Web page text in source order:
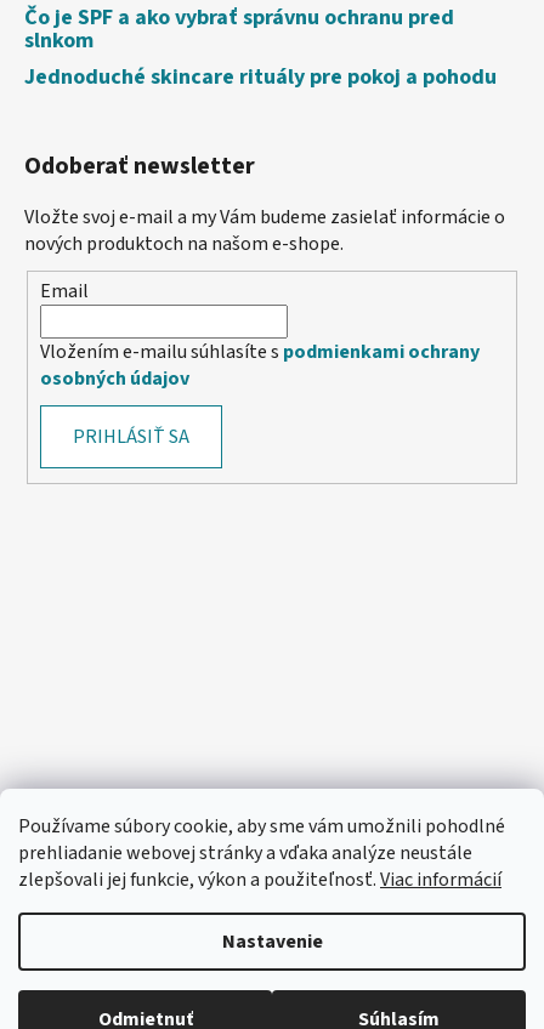
Používame súbory cookie, aby sme vám umožnili pohodlné
prehliadanie webovej stránky a vďaka analýze neustále
zlepšovali jej funkcie, výkon a použiteľnosť.Viac informácií
Nastavenie
Odmietnuť Súhlasím
🔴 Parfumy a vône -20%
Čo je SPF a ako vybrať správnu ochranu pred
slnkom
Jednoduché skincare rituály pre pokoj a pohodu
Odoberať newsletter
Vložte svoj e-mail a my Vám budeme zasielať informácie o
nových produktoch na našom e-shope.
Email
Vložením e-mailu súhlasíte s podmienkami ochrany
osobných údajov
PRIHLÁSIŤ SA